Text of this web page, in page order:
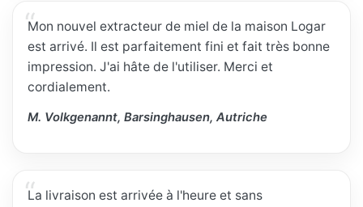
Mon nouvel extracteur de miel de la maison Logar
est arrivé. Il est parfaitement fini et fait très bonne
impression. J'ai hâte de l'utiliser. Merci et
cordialement.
M. Volkgenannt, Barsinghausen, Autriche
La livraison est arrivée à l'heure et sans